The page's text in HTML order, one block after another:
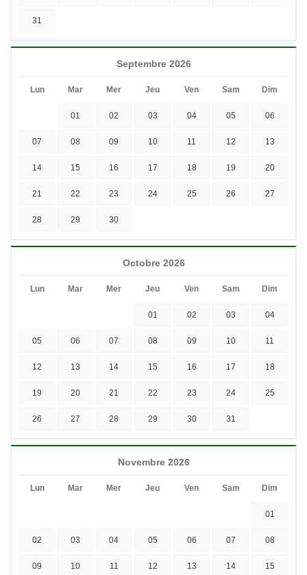
31
Septembre 2026
Lun Mar Mer Jeu Ven Sam Dim
01 02 03 04 05 06
07 08 09 10 11 12 13
14 15 16 17 18 19 20
21 22 23 24 25 26 27
28 29 30
Octobre 2026
Lun Mar Mer Jeu Ven Sam Dim
01 02 03 04
05 06 07 08 09 10 11
12 13 14 15 16 17 18
19 20 21 22 23 24 25
26 27 28 29 30 31
Novembre 2026
Lun Mar Mer Jeu Ven Sam Dim
01
02 03 04 05 06 07 08
09 10 11 12 13 14 15